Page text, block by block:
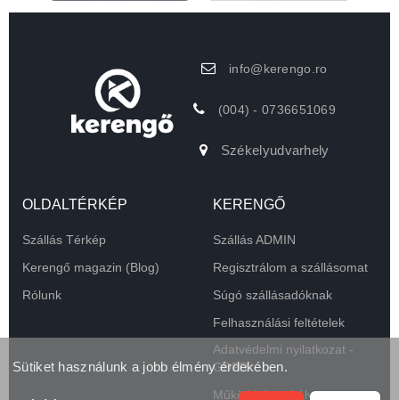
info@kerengo.ro
(004) - 0736651069
Székelyudvarhely
OLDALTÉRKÉP
Szállás Térkép
Kerengő magazin (Blog)
Rólunk
KERENGŐ
Szállás ADMIN
Regisztrálom a szállásomat
Súgó szállásadóknak
Felhasználási feltételek
Adatvédelmi nyilatkozat -
GDPR
Működési szabályzat
Sütiket használunk a jobb élmény érdekében.